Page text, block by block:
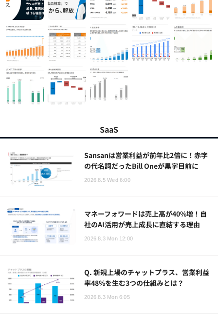
SaaS
Sansanは営業利益が前年比2倍に！赤字
の代名詞だったBill Oneが黒字目前に
2026.8.5 Wed 6:00
マネーフォワードは売上高が40%増！自
社のAI活用が売上成長に直結する理由
2026.8.3 Mon 12:00
Q. 新規上場のチャットプラス、営業利益
率48%を生む3つの仕組みとは？
2026.8.3 Mon 6:05